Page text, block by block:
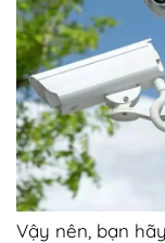
Vậy nên, bạn